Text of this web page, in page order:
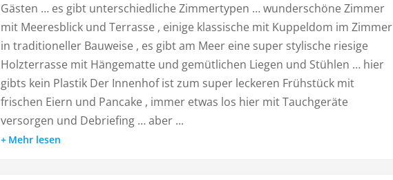
Gästen … es gibt unterschiedliche Zimmertypen … wunderschöne Zimmer
mit Meeresblick und Terrasse , einige klassische mit Kuppeldom im Zimmer
in traditioneller Bauweise , es gibt am Meer eine super stylische riesige
Holzterrasse mit Hängematte und gemütlichen Liegen und Stühlen … hier
gibts kein Plastik Der Innenhof ist zum super leckeren Frühstück mit
frischen Eiern und Pancake , immer etwas los hier mit Tauchgeräte
versorgen und Debriefing … aber ...
Mehr lesen